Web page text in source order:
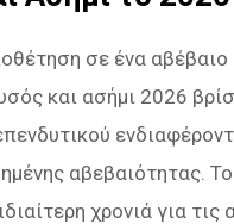
σε ένα αβέβαιο
και ασήμι 2026
αβεβαιότητας.
χρονιά για τις